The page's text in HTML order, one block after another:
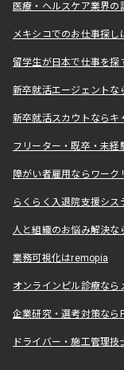
医療・ヘルスケア業界
メキシコでのお仕事探
留学生が日本で仕事を探
新卒就活エージェントな
新卒就活スカウトならキ
フリーター・既卒・未経
障がい者雇用ならワーク
らくらく入退院支援シス
人と組織のお悩み解決な
業務可視化はremopia
オンラインピル診療なら
企業研究・選考対策な
ドライバー・施工管理